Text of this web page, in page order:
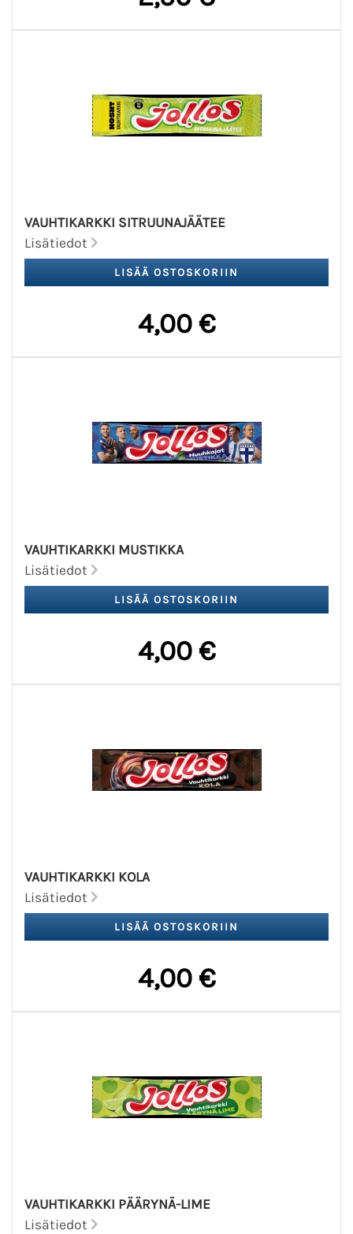
VAUHTIKARKKI SITRUUNAJÄÄTEE
Lisätiedot
4,00 €
VAUHTIKARKKI MUSTIKKA
Lisätiedot
4,00 €
VAUHTIKARKKI KOLA
Lisätiedot
4,00 €
VAUHTIKARKKI PÄÄRYNÄ-LIME
Lisätiedot